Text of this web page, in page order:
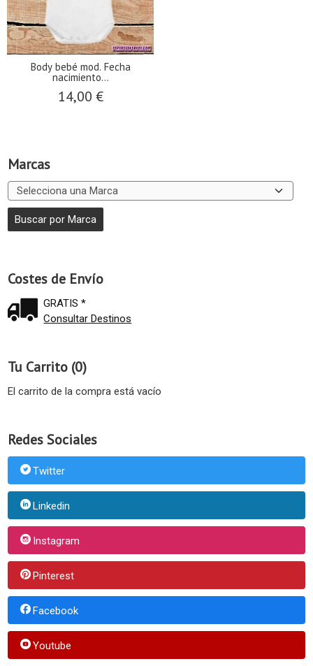
Marcas
Costes de Envío
GRATIS *
Consultar Destinos
Tu Carrito (0)
El carrito de la compra está vacío
Redes Sociales
Twitter
Linkedin
Instagram
Pinterest
Facebook
Youtube
Body bebé mod. Fecha
nacimiento...
14,00 €